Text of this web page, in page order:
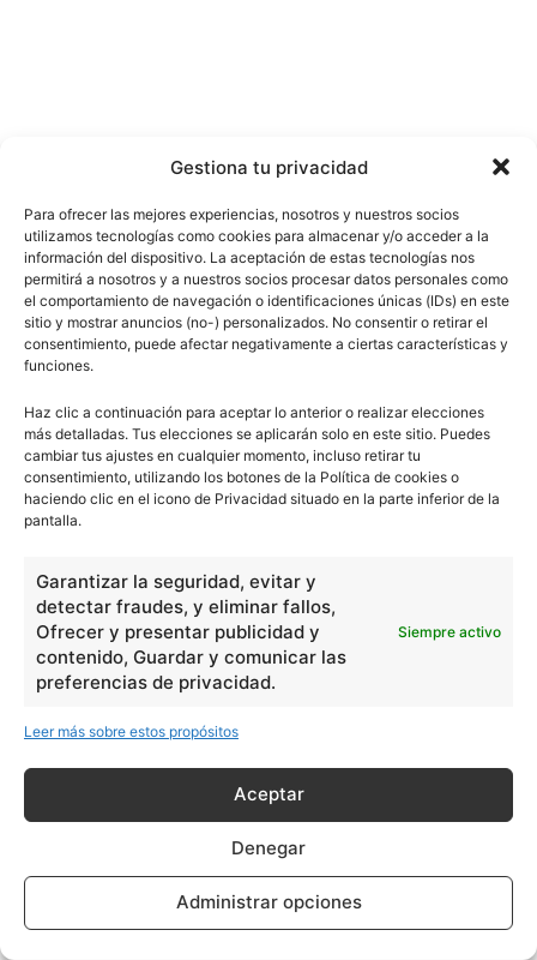
Gestiona tu privacidad
Para ofrecer las mejores experiencias, nosotros y nuestros socios
utilizamos tecnologías como cookies para almacenar y/o acceder a la
información del dispositivo. La aceptación de estas tecnologías nos
permitirá a nosotros y a nuestros socios procesar datos personales como
el comportamiento de navegación o identificaciones únicas (IDs) en este
sitio y mostrar anuncios (no-) personalizados. No consentir o retirar el
consentimiento, puede afectar negativamente a ciertas características y
funciones.
Haz clic a continuación para aceptar lo anterior o realizar elecciones
más detalladas. Tus elecciones se aplicarán solo en este sitio. Puedes
cambiar tus ajustes en cualquier momento, incluso retirar tu
consentimiento, utilizando los botones de la Política de cookies o
haciendo clic en el icono de Privacidad situado en la parte inferior de la
pantalla.
Garantizar la seguridad, evitar y
detectar fraudes, y eliminar fallos,
Ofrecer y presentar publicidad y
contenido, Guardar y comunicar las
preferencias de privacidad.
Siempre activo
Leer más sobre estos propósitos
Aceptar
Denegar
Administrar opciones